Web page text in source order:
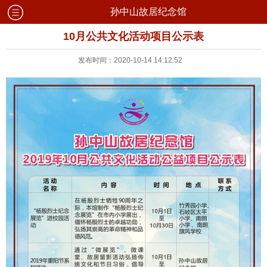
孙中山故居纪念馆
10月公共文化活动项目公示表
发布时间：2020-10-14 14:12:52